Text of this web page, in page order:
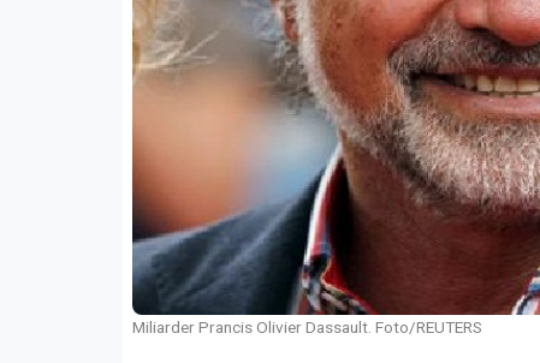
Miliarder Prancis Olivier Dassault. Foto/REUTERS